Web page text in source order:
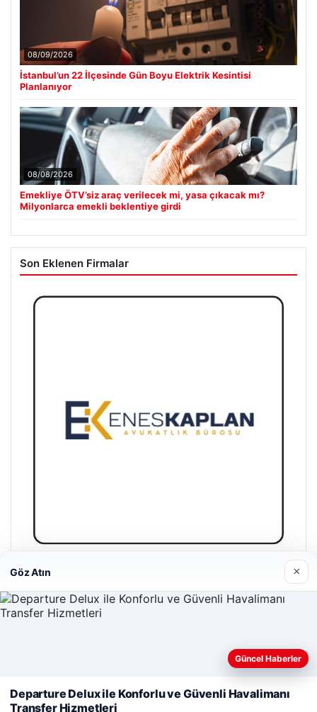
08/09/2026
İstanbul’un 22 İlçesinde Gün Boyu Elektrik Kesintisi
Planlanıyor
08/08/2026
Emekliye ÖTV’siz araç verilecek mi, yasa çıkacak mı?
Milyonlarca emekli beklentiye girdi
Son Eklenen Firmalar
Enes Kaplan Avukatlık Bürosu
04/28/2026
© 2026 Web Okur – Güncel Haberler
Web sitemizi nasıl kullandığınızı daha iyi anlayabilmek,
kullanıyoruz.Çerez Politikamız
Göz Atın ×
Güncel Haberler
Departure Delux ile Konforlu ve Güvenli Havalimanı
Transfer Hizmetleri